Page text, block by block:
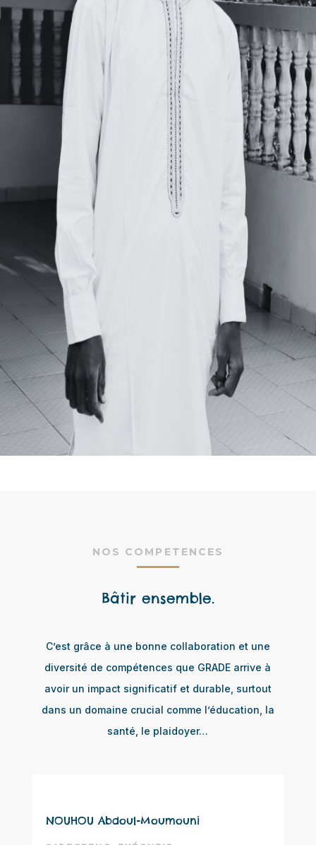
NOS COMPETENCES
Bâtir ensemble.
C’est grâce à une bonne collaboration et une
diversité de compétences que GRADE arrive à
avoir un impact significatif et durable, surtout
dans un domaine crucial comme l’éducation, la
santé, le plaidoyer…
NOUHOU Abdoul-Moumouni